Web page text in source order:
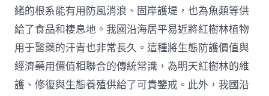
緒的根系能有用防風消浪、固岸護堤，也為魚類等供
給了食品和棲息地。我國沿海居平易近將紅樹林植物
用于醫藥的汗青也非常長久。這種將生態防護價值與
經濟藥用價值相聯合的傳統常識，為明天紅樹林的維
護、修復與生態養殖供給了可貴鑒戒。此外，我國沿